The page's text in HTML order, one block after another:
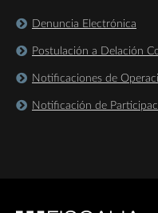
Denuncia Electrónica
Postulación a Delación
Notificaciones de
Notificación de